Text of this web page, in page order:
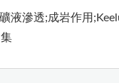
液滲透;成岩作用